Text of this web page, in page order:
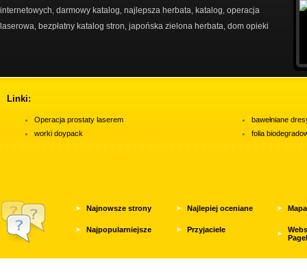
internetowych darmowy katalog najlepsza herbata katalog operacja
laserowa bezpłatny katalog stron japońska zielona herbata dom opieki
Linki:
Operacja prostaty laserem
worki doypack
bawełniane
folia
Najnowsze strony Najlepiej oceniane
Najpopularniejsze Przyjaciele